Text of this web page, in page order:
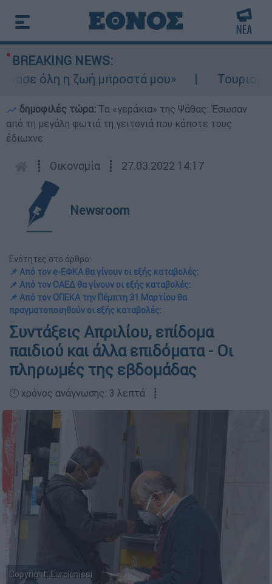
BREAKING NEWS:
όλη η ζωή μπροστά μου»
Τουρισμός
δημοφιλές τώρα: Τα «γεράκια» της Ψάθας: Έσωσαν
από τη μεγάλη φωτιά τη γειτονιά που κάποτε τους
έδιωχνε
┋ Οικονομία ┋ 27.03.2022 14:17
Newsroom
Ενότητες στο άρθρο:
📌 Από τον e-ΕΦΚΑ θα γίνουν οι εξής καταβολές:
📌 Από τον ΟΑΕΔ θα γίνουν οι εξής καταβολές:
📌 Από τον ΟΠΕΚΑ την Πέμπτη 31 Μαρτίου θα
πραγματοποιηθούν οι εξής καταβολές:
Συντάξεις Απριλίου, επίδομα
παιδιού και άλλα επιδόματα - Οι
πληρωμές της εβδομάδας
🕛 χρόνος ανάγνωσης: 3 λεπτά ┋
Copyright: Eurokinissi